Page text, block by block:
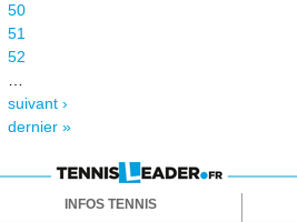
50
51
52
suivant ›
dernier »
INFOS TENNIS